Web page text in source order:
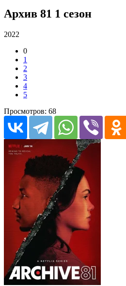
Архив 81 1 сезон
2022
0
1
2
3
4
5
Просмотров: 68